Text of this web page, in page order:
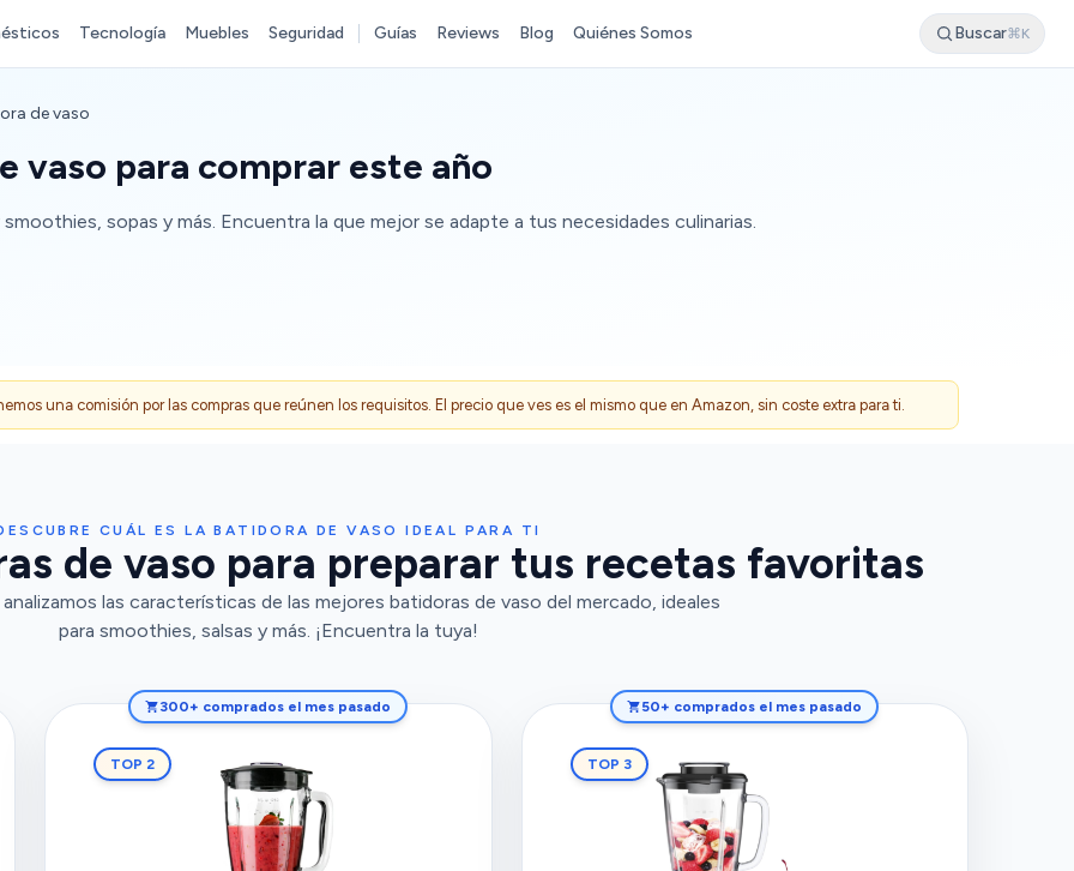
Tecnología Muebles Seguridad Guías Reviews Blog Quiénes Somos Buscar⌘K
de vaso
vaso para comprar este año
sopas y más. Encuentra la que mejor se adapte a tus necesidades culinarias.
una comisión por las compras que reúnen los requisitos. El precio que ves es el mismo que en Amazon, sin coste extra para ti.
CUÁL ES LA BATIDORA DE VASO IDEAL PARA TI
de vaso para preparar tus recetas favoritas
las características de las mejores batidoras de vaso del mercado, ideales
para smoothies, salsas y más. ¡Encuentra la tuya!
300+ comprados el mes pasado
TOP 2
50+ comprados el mes pasado
TOP 3